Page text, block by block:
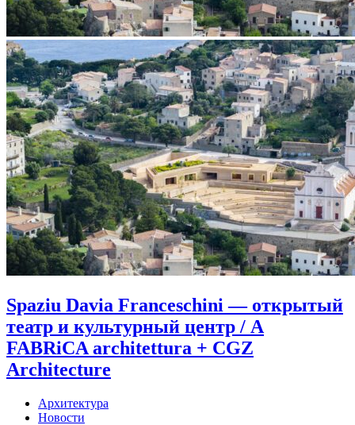
Spaziu Davia Franceschini — открытый
театр и культурный центр / A
FABRiCA architettura + CGZ
Architecture
Архитектура
Новости